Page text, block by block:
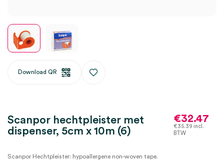
Download QR
Scanpor hechtpleister met
dispenser, 5cm x 10m (6)
€32.47
€35.39 incl.
BTW
Scanpor Hechtpleister: hypoallergene non-woven tape.